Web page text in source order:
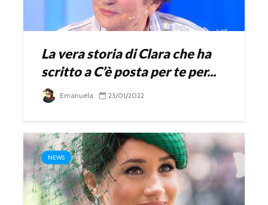
La vera storia di Clara che ha
scritto a C’è posta per te per...
Emanuela 23/01/2022
NEWS